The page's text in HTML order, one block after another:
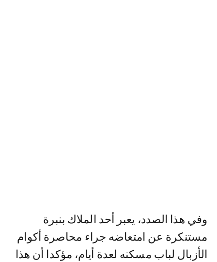
وفي هذا الصدد، يعبر أحد الملاك بنبرة
مستنكرة عن امتعاضه جراء محاصرة أكوام
الأزبال لباب مسكنه لعدة أيام، مؤكدا أن هذا